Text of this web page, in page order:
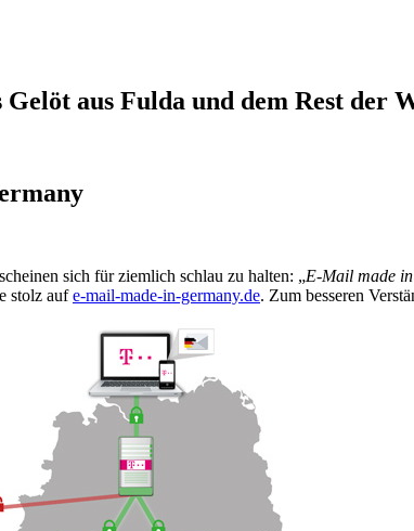
aus Fulda und dem Rest der
sich für ziemlich schlau zu halten: „E-Mail made
stolz aufe-mail-made-in-germany.de. Zum besseren